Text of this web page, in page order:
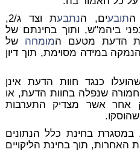
התובעים, הנתבע
ת וצד ג/2,
ביהמ"ש, ותוך בחינתם של
הדעת מטעם המומחה של
במידה מסוימת, תוך דיון
כנגד חוות הדעת אינן
שנפלה בחוות הדעת, או
אחר אשר מצדיק התערבות
במסגרת בחינת כלל הנתונים
האחרות, תוך בחינת הליקויים